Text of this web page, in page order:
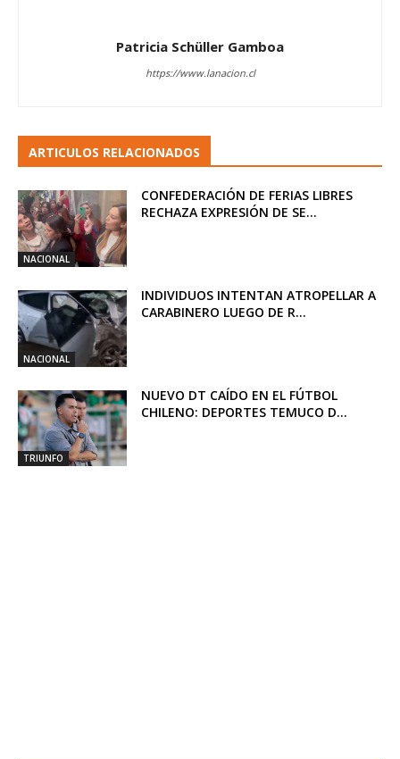
Patricia Schüller Gamboa
https://www.lanacion.cl
ARTICULOS RELACIONADOS
NACIONAL
CONFEDERACIÓN DE FERIAS LIBRES
RECHAZA EXPRESIÓN DE SE...
NACIONAL
INDIVIDUOS INTENTAN ATROPELLAR A
CARABINERO LUEGO DE R...
TRIUNFO
NUEVO DT CAÍDO EN EL FÚTBOL
CHILENO: DEPORTES TEMUCO D...